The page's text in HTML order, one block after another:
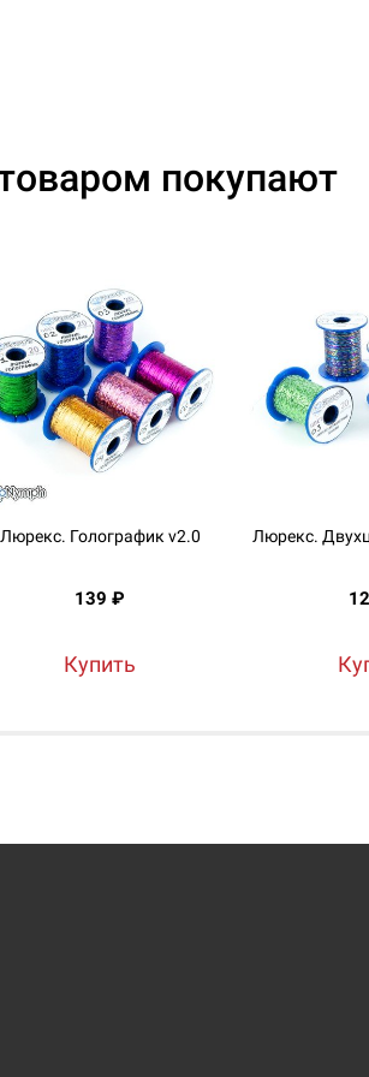
покупают
Люрекс. Голографик v2.0
139 ₽
Купить
Люрекс.